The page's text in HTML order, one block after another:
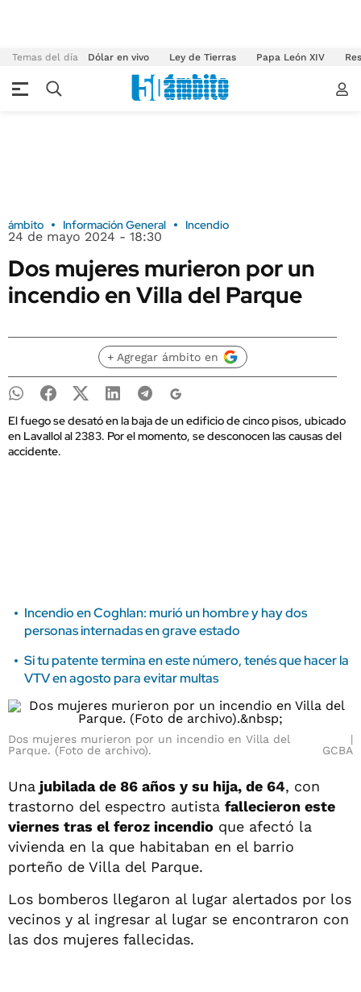
Temas del día Dólar en vivo Ley de Tierras Papa León XIV
ámbito Información General Incendio
24 de mayo 2024 - 18:30
Dos mujeres murieron por un
incendio en Villa del Parque
+ Agregar ámbito en
El fuego se desató en la baja de un edificio de cinco pisos, ubicado
en Lavallol al 2383. Por el momento, se desconocen las causas del
accidente.
Incendio en Coghlan: murió un hombre y hay dos
personas internadas en grave estado
Si tu patente termina en este número, tenés que hacer la
VTV en agosto para evitar multas
Dos mujeres murieron por un incendio en Villa del
Parque. (Foto de archivo).
GCBA
Una jubilada de 86 años y su hija, de 64, con
trastorno del espectro autista fallecieron este
viernes tras el feroz incendio que afectó la
vivienda en la que habitaban en el barrio
porteño de Villa del Parque.
Los bomberos llegaron al lugar alertados por los
vecinos y al ingresar al lugar se encontraron con
las dos mujeres fallecidas.